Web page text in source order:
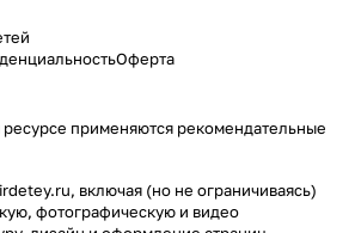
Оферта
применяются рекомендательные
включая (но не ограничиваясь)
фотографическую и видео